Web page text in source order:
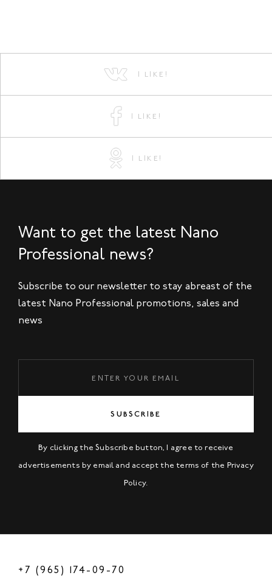
I LIKE!
I LIKE!
I LIKE!
Want to get the latest Nano
Professional news?
Subscribe to our newsletter to stay abreast of the
latest Nano Professional promotions, sales and
news
SUBSCRIBE
By clicking the Subscribe button, I agree to receive
advertisements by email and accept the terms of the Privacy
Policy.
+7 (965) 174-09-70